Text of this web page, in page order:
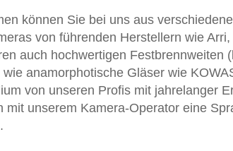
können Sie bei uns aus
von führenden Herstellern wie
auch hochwertigen Festbrennweiten
anamorphotische Gläser wie
von unseren Profis mit jahrelanger
unserem Kamera-Operator eine